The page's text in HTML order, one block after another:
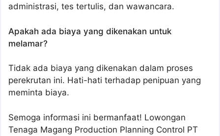
administrasi, tes tertulis, dan wawancara.
Apakah ada biaya yang dikenakan untuk
melamar?
Tidak ada biaya yang dikenakan dalam proses
perekrutan ini. Hati-hati terhadap penipuan yang
meminta biaya.
Semoga informasi ini bermanfaat! Lowongan
Tenaga Magang Production Planning Control PT